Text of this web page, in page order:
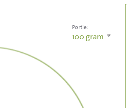
Portie:
100 gram